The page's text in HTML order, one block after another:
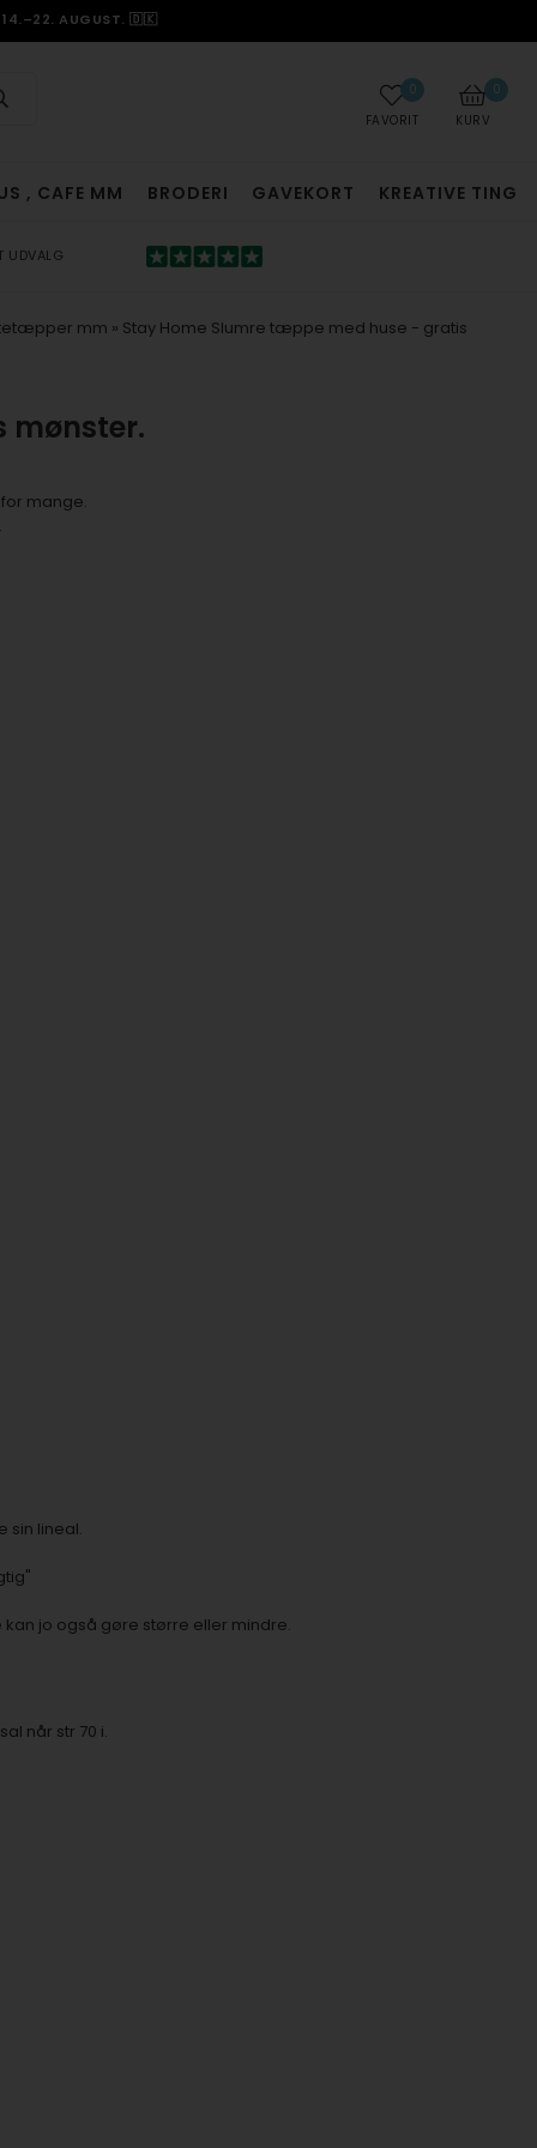
14.–22. AUGUST. 🇩🇰
0
KURV
0
FAVORIT
, CAFE MM BRODERI GAVEKORT KREATIVE TING
UDVALG
mm » Stay Home Slumre tæppe med huse - gratis
mønster.
mange.
sin lineal.
jo også gøre større eller mindre.
når str 70 i.